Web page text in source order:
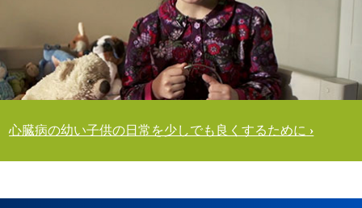
心臓病の幼い子供の日常を少しでも良くするために